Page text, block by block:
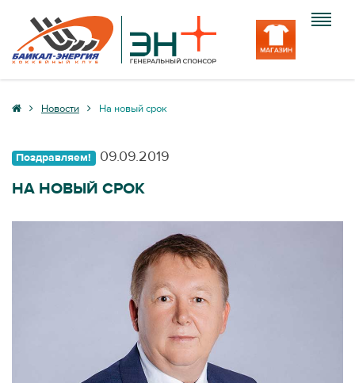
Клуб Новости На новый срок
Поздравляем! 09.09.2019
НА НОВЫЙ СРОК